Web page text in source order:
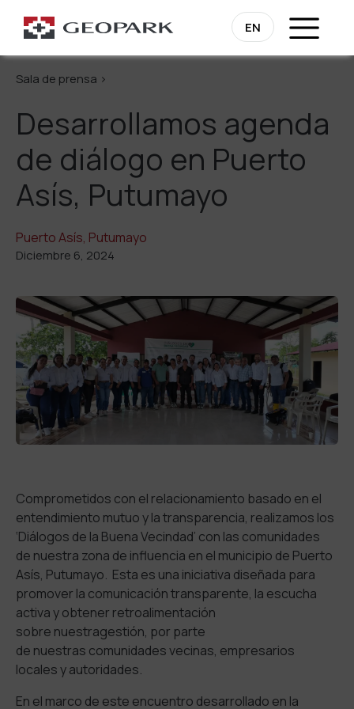
EN
Regresa
Sala de prensa >
Desarrollamos agenda
de diálogo en Puerto
Asís, Putumayo
Puerto Asís, Putumayo
Diciembre 6, 2024
Comprometidos con el relacionamiento basado en el
entendimiento mutuo y la transparencia, realizamos los
‘Diálogos de la Buena Vecindad’ con las comunidades
de nuestra zona de influencia en el municipio de Puerto
Asís, Putumayo. Esta es una iniciativa diseñada para
promover la comunicación transparente, la escucha
activa y obtener retroalimentación
sobre nuestragestión, por parte
de nuestras comunidades vecinas, empresarios
locales y autoridades.
En el marco de este encuentro desarrollado en la